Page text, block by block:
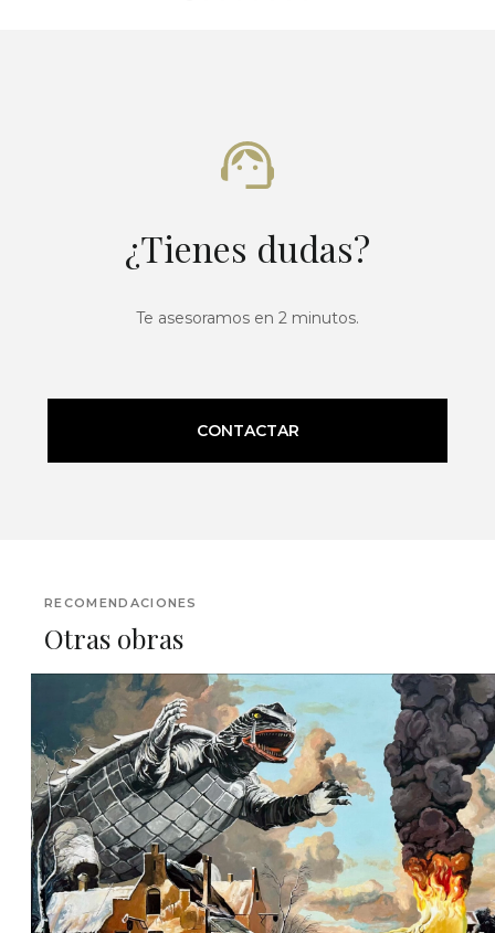
¿Tienes dudas?
Te asesoramos en 2 minutos.
CONTACTAR
RECOMENDACIONES
Otras obras